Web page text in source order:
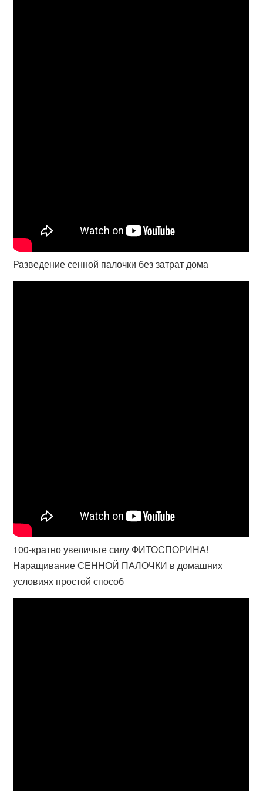
Разведение сенной палочки без затрат дома
100-кратно увеличьте силу ФИТОСПОРИНА!
Наращивание СЕННОЙ ПАЛОЧКИ в домашних
условиях простой способ